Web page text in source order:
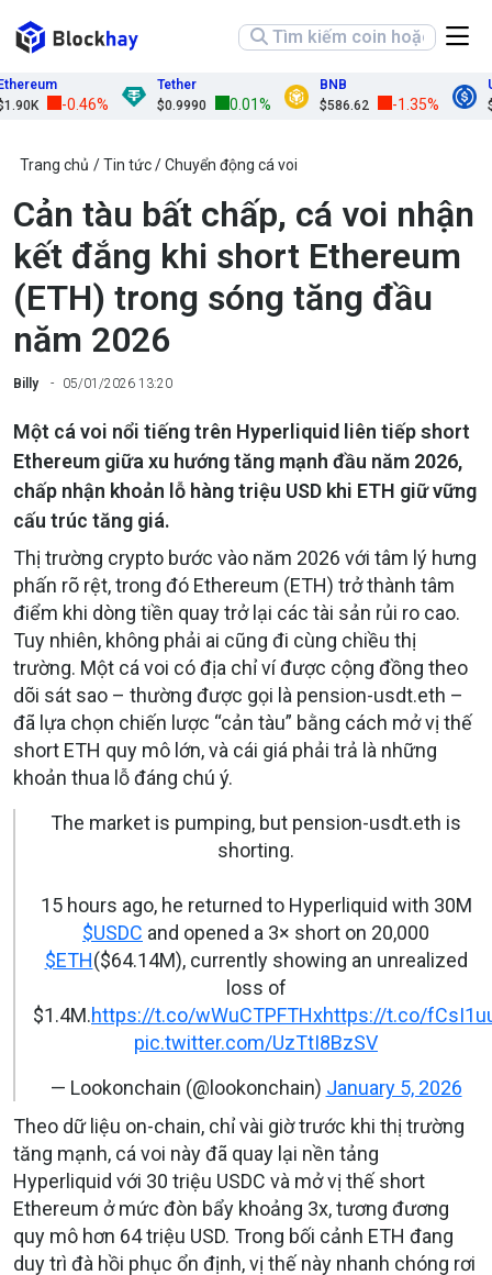
-0.46%
Tether
$0.9990
0.01%
BNB
$586.62
-1.35%
Trang chủ Tin tức Chuyển động cá voi
Cản tàu bất chấp, cá voi nhận
kết đắng khi short Ethereum
(ETH) trong sóng tăng đầu
năm 2026
Billy 05/01/2026 13:20
Một cá voi nổi tiếng trên Hyperliquid liên tiếp short
Ethereum giữa xu hướng tăng mạnh đầu năm 2026,
chấp nhận khoản lỗ hàng triệu USD khi ETH giữ vững
cấu trúc tăng giá.
Thị trường crypto bước vào năm 2026 với tâm lý hưng
phấn rõ rệt, trong đó Ethereum (ETH) trở thành tâm
điểm khi dòng tiền quay trở lại các tài sản rủi ro cao.
Tuy nhiên, không phải ai cũng đi cùng chiều thị
trường. Một cá voi có địa chỉ ví được cộng đồng theo
dõi sát sao – thường được gọi là pension-usdt.eth –
đã lựa chọn chiến lược “cản tàu” bằng cách mở vị thế
short ETH quy mô lớn, và cái giá phải trả là những
khoản thua lỗ đáng chú ý.
The market is pumping, but pension-usdt.eth is
shorting.
15 hours ago, he returned to Hyperliquid with 30M
$USDC and opened a 3× short on 20,000
$ETH($64.14M), currently showing an unrealized
loss of
$1.4M.https://t.co/wWuCTPFTHxhttps://t.co/
pic.twitter.com/UzTtI8BzSV
— Lookonchain (@lookonchain) January 5, 2026
Theo dữ liệu on-chain, chỉ vài giờ trước khi thị trường
tăng mạnh, cá voi này đã quay lại nền tảng
Hyperliquid với 30 triệu USDC và mở vị thế short
Ethereum ở mức đòn bẩy khoảng 3x, tương đương
quy mô hơn 64 triệu USD. Trong bối cảnh ETH đang
duy trì đà hồi phục ổn định, vị thế này nhanh chóng rơi